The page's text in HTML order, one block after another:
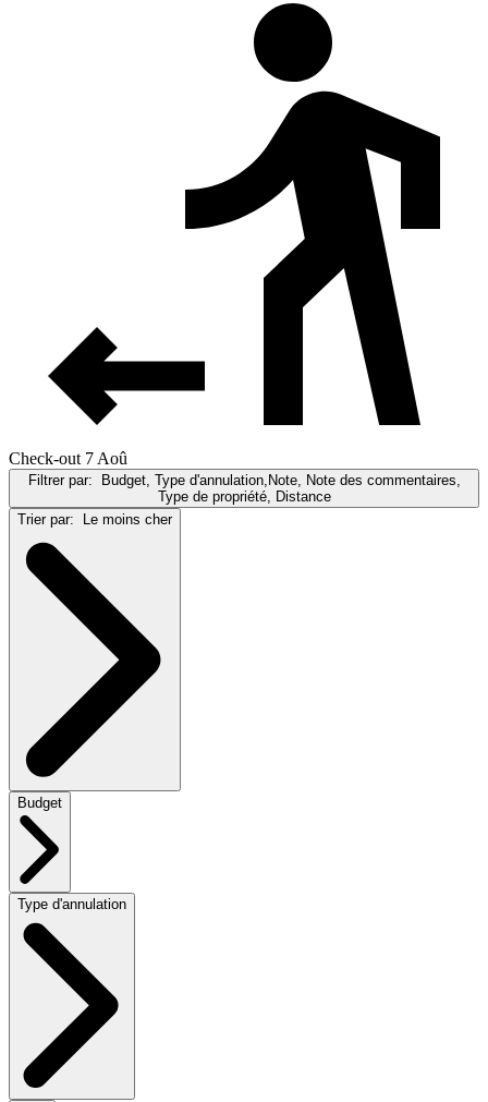
Check-out 7 Aoû
Filtrer par: Budget, Type d'annulation,Note, Note des commentaires,
Type de propriété, Distance
Trier par: Le moins cher
Budget
Type d'annulation